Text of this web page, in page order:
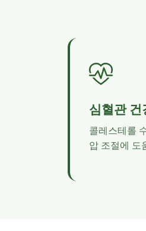
심혈관 건
콜레스테롤
압 조절에 도